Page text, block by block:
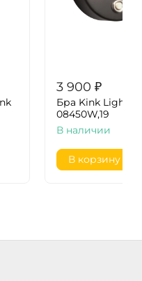
3 900 ₽
Бра Kink Light
08450W,19
В наличии
В корзину